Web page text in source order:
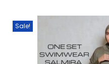
Sale!